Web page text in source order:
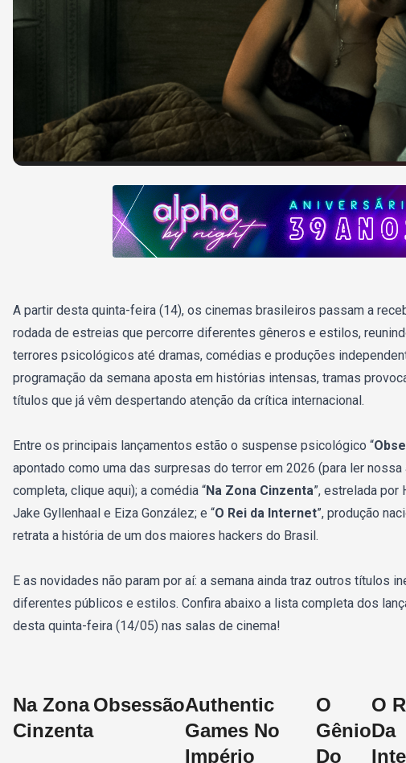
A partir desta quinta-feira (14), os cinemas brasileiros passam a
rodada de estreias que percorre diferentes gêneros e estilos,
terrores psicológicos até dramas, comédias e produções
programação da semana aposta em histórias intensas, tramas
títulos que já vêm despertando atenção da crítica internacional.
Entre os principais lançamentos estão o suspense psicológico “
apontado como uma das surpresas do terror em 2026 (para ler nossa
completa, clique aqui); a comédia “Na Zona Cinzenta”, estrelada por
Jake Gyllenhaal e Eiza González; e “O Rei da Internet”, produção
retrata a história de um dos maiores hackers do Brasil.
E as novidades não param por aí: a semana ainda traz outros títulos
diferentes públicos e estilos. Confira abaixo a lista completa dos
desta quinta-feira (14/05) nas salas de cinema!
Na Zona
Cinzenta
ObsessãoAuthentic
Games No
Império
O
Gênio
Do
O
Da